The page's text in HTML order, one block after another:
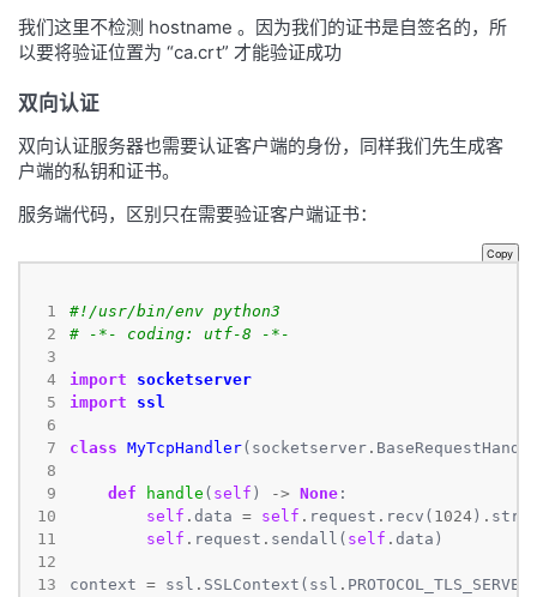
我们这里不检测 hostname 。因为我们的证书是自签名的，所
以要将验证位置为 “ca.crt” 才能验证成功
双向认证
双向认证服务器也需要认证客户端的身份，同样我们先生成客
户端的私钥和证书。
服务端代码，区别只在需要验证客户端证书：
Copy
1
2
3
4
5
6
7
8
9
10
11
12
13
#!/usr/bin/env python3
# -*- coding: utf-8 -*-
import
socketserver
import
ssl
class MyTcpHandler(socketserver.
def handle ( self ) -> None
self . data = self . request . recv( 1024) .
self . request . sendall( self .
context = ssl . SSLContext(ssl .